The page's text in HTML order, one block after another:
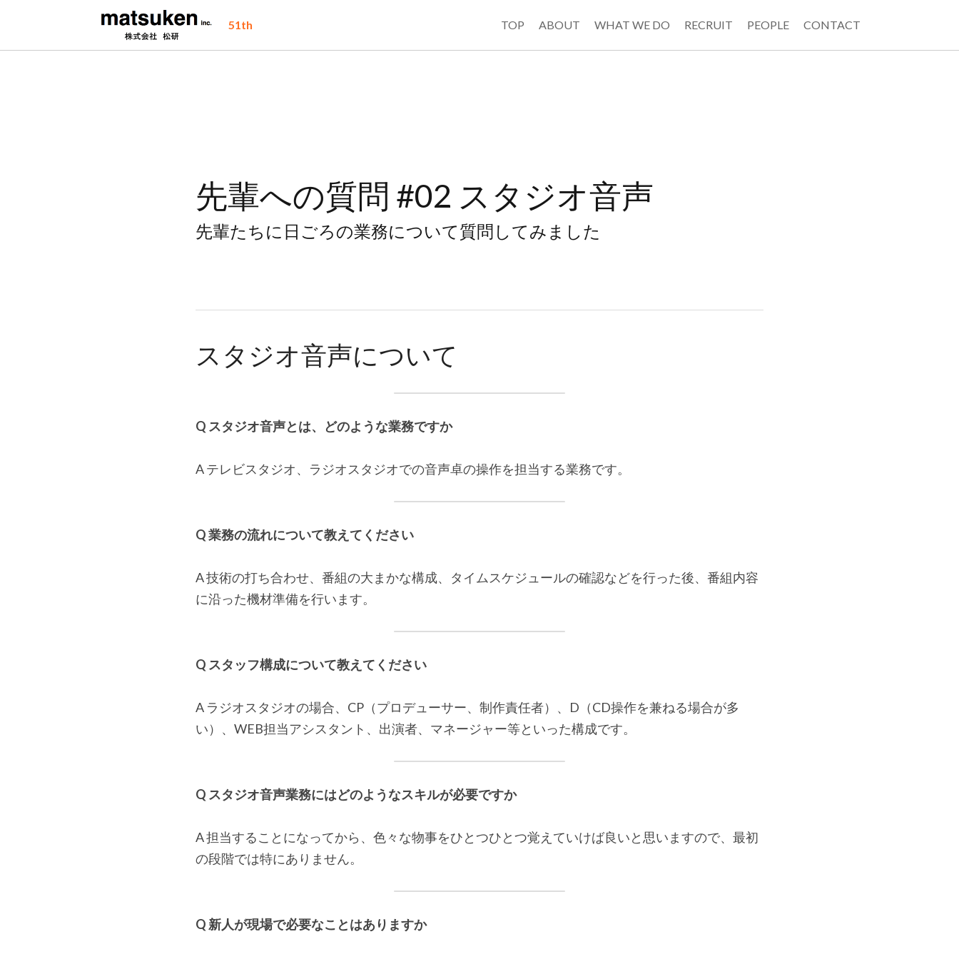
51th TOP ABOUT WHAT WE DO RECRUIT PEOPLE CONTACT
先輩への質問 #02 スタジオ音声
先輩たちに日ごろの業務について質問してみました
スタジオ音声について
Q スタジオ音声とは、どのような業務ですか
A テレビスタジオ、ラジオスタジオでの音声卓の操作を担当する業務です。
Q 業務の流れについて教えてください
A 技術の打ち合わせ、番組の大まかな構成、タイムスケジュールの確認などを行った後、番組内容
に沿った機材準備を行います。
Q スタッフ構成について教えてください
A ラジオスタジオの場合、CP（プロデューサー、制作責任者）、D（CD操作を兼ねる場合が多
い）、WEB担当アシスタント、出演者、マネージャー等といった構成です。
Q スタジオ音声業務にはどのようなスキルが必要ですか
A 担当することになってから、色々な物事をひとつひとつ覚えていけば良いと思いますので、最初
の段階では特にありません。
Q 新人が現場で必要なことはありますか